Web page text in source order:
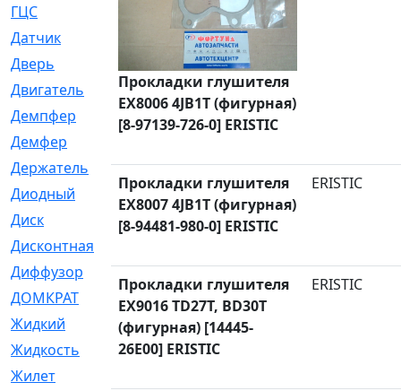
ГЦС
[74]
Датчик
[969]
Дверь
[249]
Двигатель
[64]
Демпфер
[2]
Демфер
Держатель
[5]
Диодный
[3]
Диск
[418]
Дисконтная
Диффузор
[1]
ДОМКРАТ
[1]
Жидкий
[5]
Жидкость
[80]
Жилет
Прокладки глушителя
EX8006 4JB1T (фигурная)
[8-97139-726-0] ERISTIC
Прокладки глушителя
EX8007 4JB1T (фигурная)
[8-94481-980-0] ERISTIC
ERISTIC
Прокладки глушителя
EX9016 TD27T, BD30T
(фигурная) [14445-
26E00] ERISTIC
ERISTIC